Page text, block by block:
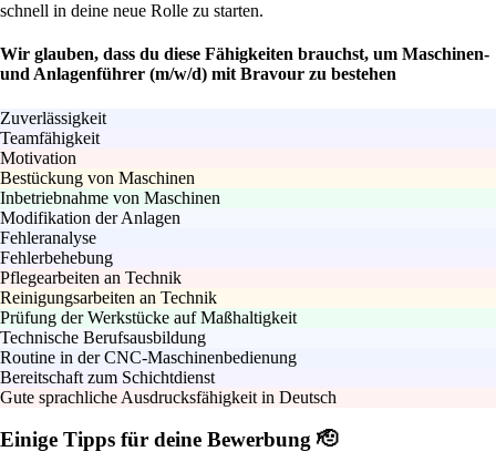
schnell in deine neue Rolle zu starten.
Wir glauben, dass du diese Fähigkeiten brauchst, um Maschinen-
und Anlagenführer (m/w/d) mit Bravour zu bestehen
Zuverlässigkeit
Teamfähigkeit
Motivation
Bestückung von Maschinen
Inbetriebnahme von Maschinen
Modifikation der Anlagen
Fehleranalyse
Fehlerbehebung
Pflegearbeiten an Technik
Reinigungsarbeiten an Technik
Prüfung der Werkstücke auf Maßhaltigkeit
Technische Berufsausbildung
Routine in der CNC-Maschinenbedienung
Bereitschaft zum Schichtdienst
Gute sprachliche Ausdrucksfähigkeit in Deutsch
Einige Tipps für deine Bewerbung 🫡